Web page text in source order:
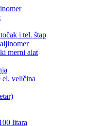
i tel. štap
merni alat
el. veličina
litara